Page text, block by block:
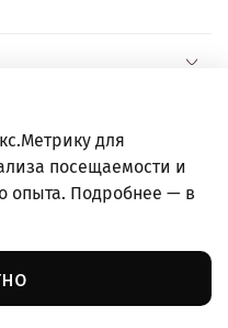
для
посещаемости и
опыта. Подробнее — в